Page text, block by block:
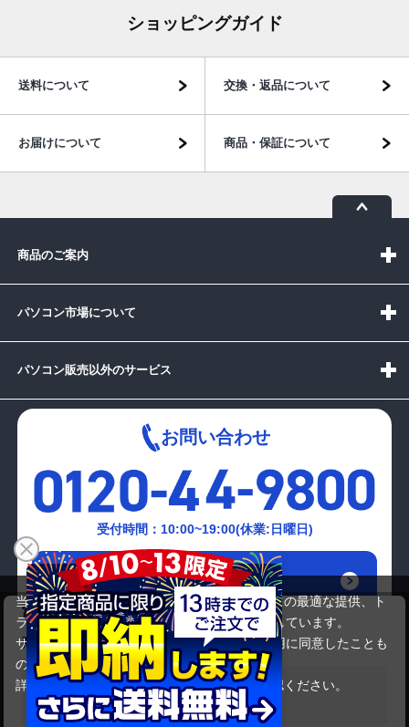
富士通 LIFEBOOK FMV-E8120
商品価格 13,200円
在庫がありません
ショッピングガイド
送料について 交換・返品について
お届けについて 商品・保証について
商品のご案内
パソコン市場について
パソコン販売以外のサービス
お問い合わせ
受付時間：10:00~19:00(休業:日曜日)
メールでの
お問い合わせはこちら
Copyright(c)2024 mediator Co., Ltd. ALL Rights Reserved
当サイトでは利用体験の向上およびコンテンツの最適な提供、ト
ラフィックの分析を目的としてCookieを使用しています。
サイトの閲覧を継続された場合、Cookieの利用に同意したことも
のといたします。
詳細については
プライバシーポリシーをご確認ください。
承諾する